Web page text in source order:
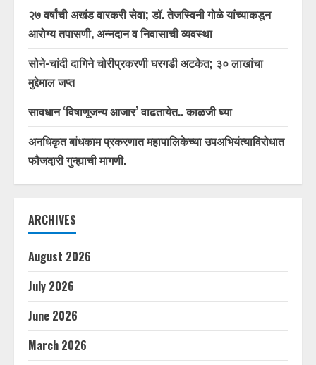
२७ वर्षांची अखंड वारकरी सेवा; डॉ. तेजस्विनी गोळे यांच्याकडून
आरोग्य तपासणी, अन्नदान व निवासाची व्यवस्था
सोने-चांदी दागिने चोरीप्रकरणी घरगडी अटकेत; ३० लाखांचा
मुद्देमाल जप्त
सावधान ‘विषाणूजन्य आजार’ वाढतायेत.. काळजी घ्या
अनधिकृत बांधकाम प्रकरणात महापालिकेच्या उपअभियंत्याविरोधात
फौजदारी गुन्ह्याची मागणी.
ARCHIVES
August 2026
July 2026
June 2026
March 2026